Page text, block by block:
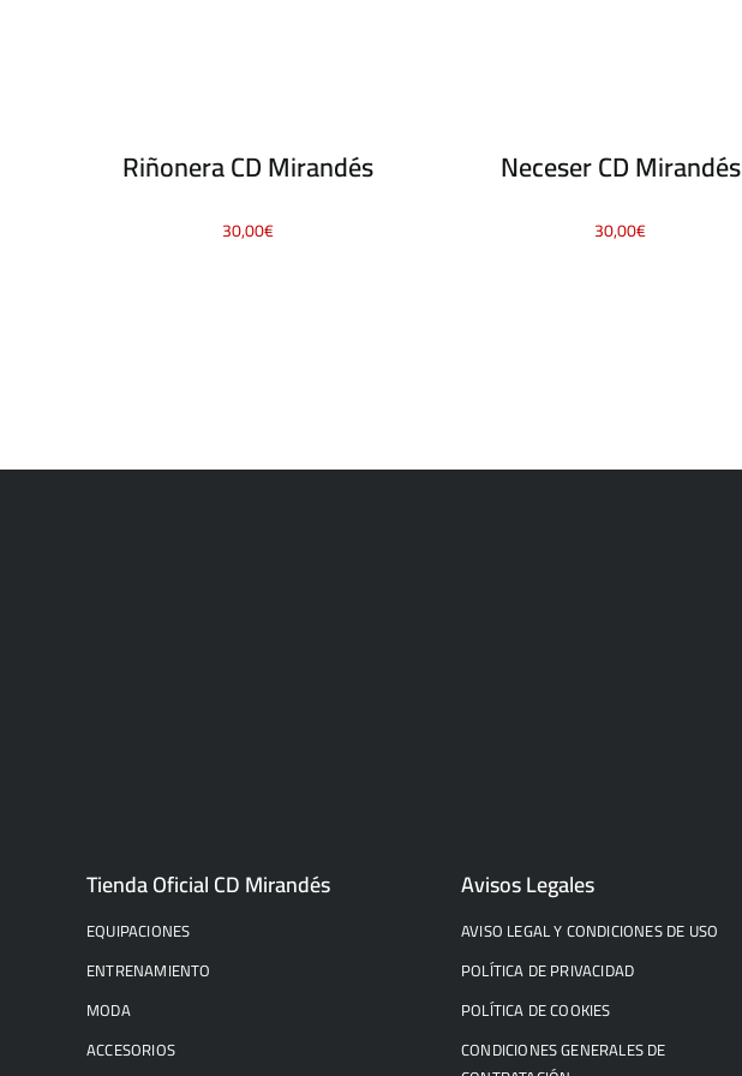
Riñonera CD Mirandés
30,00€
Neceser CD Mirandés
30,00€
Tienda Oficial CD Mirandés
EQUIPACIONES
ENTRENAMIENTO
MODA
ACCESORIOS
Avisos Legales
AVISO LEGAL Y CONDICIONES DE USO
POLÍTICA DE PRIVACIDAD
POLÍTICA DE COOKIES
CONDICIONES GENERALES DE